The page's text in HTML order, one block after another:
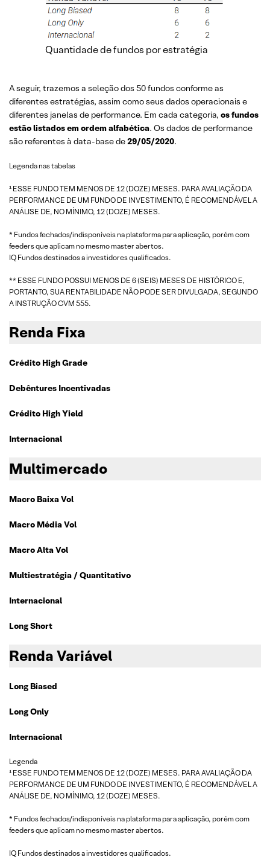
Quantidade de fundos por estratégia
A seguir, trazemos a seleção dos 50 fundos conforme as
diferentes estratégias, assim como seus dados operacionais e
diferentes janelas de performance. Em cada categoria, os fundos
estão listados em ordem alfabética. Os dados de performance
são referentes à data-base de29/05/2020.
Legenda nas tabelas
¹ ESSE FUNDO TEM MENOS DE 12 (DOZE) MESES. PARA AVALIAÇÃO DA
PERFORMANCE DE UM FUNDO DE INVESTIMENTO, É RECOMENDÁVEL A
ANÁLISE DE, NO MÍNIMO, 12 (DOZE) MESES.
* Fundos fechados/indisponíveis na plataforma para aplicação, porém com
feeders que aplicam no mesmo master abertos.
IQ Fundos destinados a investidores qualificados.
** ESSE FUNDO POSSUI MENOS DE 6 (SEIS) MESES DE HISTÓRICO E,
PORTANTO, SUA RENTABILIDADE NÃO PODE SER DIVULGADA, SEGUNDO
A INSTRUÇÃO CVM 555.
Renda Fixa
Crédito High Grade
Debêntures Incentivadas
Crédito High Yield
Internacional
Multimercado
Macro Baixa Vol
Macro Média Vol
Macro Alta Vol
Multiestratégia / Quantitativo
Internacional
Long Short
Renda Variável
Long Biased
Long Only
Internacional
Legenda
¹ ESSE FUNDO TEM MENOS DE 12 (DOZE) MESES. PARA AVALIAÇÃO DA
PERFORMANCE DE UM FUNDO DE INVESTIMENTO, É RECOMENDÁVEL A
ANÁLISE DE, NO MÍNIMO, 12 (DOZE) MESES.
* Fundos fechados/indisponíveis na plataforma para aplicação, porém com
feeders que aplicam no mesmo master abertos.
IQ Fundos destinados a investidores qualificados.